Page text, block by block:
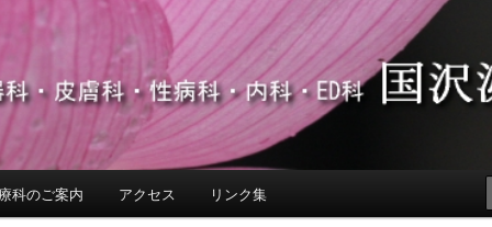
科のご案内 アクセス リンク集